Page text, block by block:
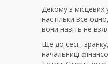
Декому з місцевих
настільки все
вони навіть не
Ще до сесії,
начальниці